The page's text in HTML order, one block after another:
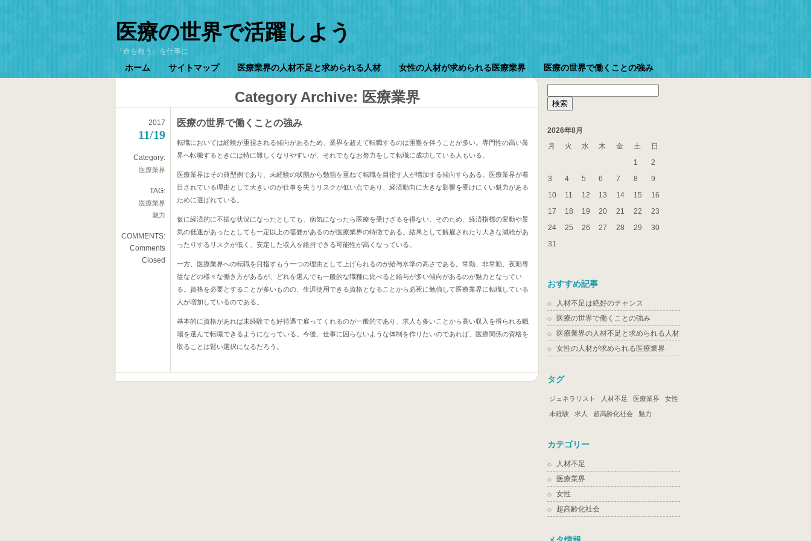
医療の世界で活躍しよう
「命を救う」を仕事に
ホーム サイトマップ 医療業界の人材不足と求められる人材 女性の人材が求められる医療業界 医療の世界で働くことの強み
Category Archive: 医療業界
2017
11/19
Category:
医療業界
TAG:
医療業界
魅力
COMMENTS:
Comments
Closed
医療の世界で働くことの強み
転職においては経験が重視される傾向があるため、業界を超えて転職するのは困難を伴うことが多い。専門性の高い業
界へ転職するときには特に難しくなりやすいが、それでもなお努力をして転職に成功している人もいる。
医療業界はその典型例であり、未経験の状態から勉強を重ねて転職を目指す人が増加する傾向すらある。医療業界が着
目されている理由として大きいのが仕事を失うリスクが低い点であり、経済動向に大きな影響を受けにくい魅力がある
ために選ばれている。
仮に経済的に不振な状況になったとしても、病気になったら医療を受けざるを得ない。そのため、経済指標の変動や景
気の低迷があったとしても一定以上の需要があるのが医療業界の特徴である。結果として解雇されたり大きな減給があ
ったりするリスクが低く、安定した収入を維持できる可能性が高くなっている。
一方、医療業界への転職を目指すもう一つの理由として上げられるのが給与水準の高さである。常勤、非常勤、夜勤専
従などの様々な働き方があるが、どれを選んでも一般的な職種に比べると給与が多い傾向があるのが魅力となってい
る。資格を必要とすることが多いものの、生涯使用できる資格となることから必死に勉強して医療業界に転職している
人が増加しているのである。
基本的に資格があれば未経験でも好待遇で雇ってくれるのが一般的であり、求人も多いことから高い収入を得られる職
場を選んで転職できるようになっている。今後、仕事に困らないような体制を作りたいのであれば、医療関係の資格を
取ることは賢い選択になるだろう。
索:
2026年8月
月
火 水 木 金 土
日
1
2
3
4 5 6 7 8
9
10
11 12 13 14 15
16
17
18 19 20 21 22
23
24
25 26 27 28 29
30
31
おすすめ記事
人材不足は絶好のチャンス
医療の世界で働くことの強み
医療業界の人材不足と求められる人材
女性の人材が求められる医療業界
タグ
ジェネラリスト 人材不足 医療業界 女性
未経験 求人 超高齢化社会 魅力
カテゴリー
人材不足
医療業界
女性
超高齢化社会